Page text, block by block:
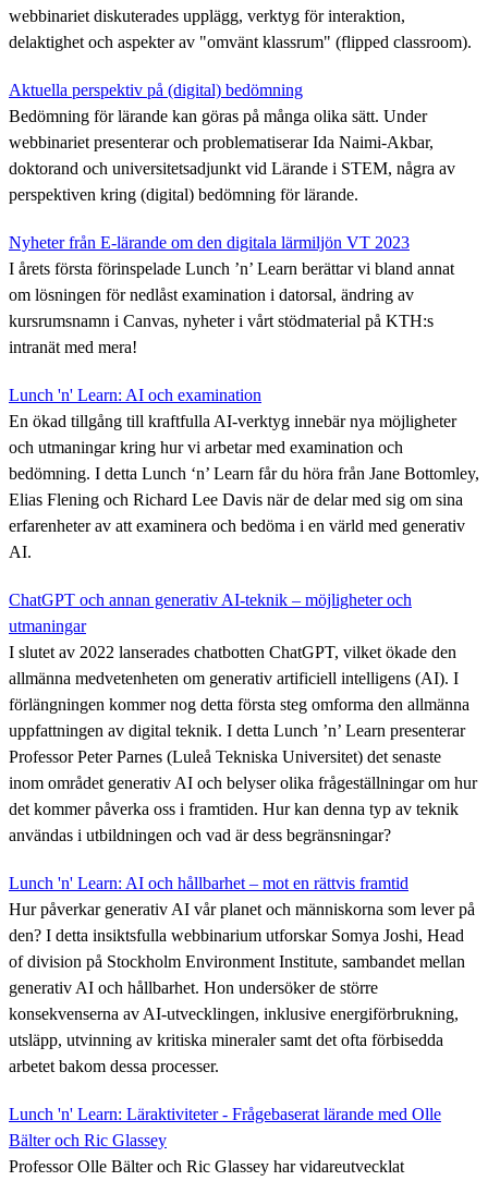
webbinariet diskuterades upplägg, verktyg för interaktion,
delaktighet och aspekter av "omvänt klassrum" (flipped classroom).
Aktuella perspektiv på (digital) bedömning
Bedömning för lärande kan göras på många olika sätt. Under
webbinariet presenterar och problematiserar Ida Naimi-Akbar,
doktorand och universitetsadjunkt vid Lärande i STEM, några av
perspektiven kring (digital) bedömning för lärande.
Nyheter från E-lärande om den digitala lärmiljön VT 2023
I årets första förinspelade Lunch ’n’ Learn berättar vi bland annat
om lösningen för nedlåst examination i datorsal, ändring av
kursrumsnamn i Canvas, nyheter i vårt stödmaterial på KTH:s
intranät med mera!
Lunch 'n' Learn: AI och examination
En ökad tillgång till kraftfulla AI-verktyg innebär nya möjligheter
och utmaningar kring hur vi arbetar med examination och
bedömning. I detta Lunch ‘n’ Learn får du höra från Jane Bottomley,
Elias Flening och Richard Lee Davis när de delar med sig om sina
erfarenheter av att examinera och bedöma i en värld med generativ
AI.
ChatGPT och annan generativ AI-teknik – möjligheter och
utmaningar
I slutet av 2022 lanserades chatbotten ChatGPT, vilket ökade den
allmänna medvetenheten om generativ artificiell intelligens (AI). I
förlängningen kommer nog detta första steg omforma den allmänna
uppfattningen av digital teknik. I detta Lunch ’n’ Learn presenterar
Professor Peter Parnes (Luleå Tekniska Universitet) det senaste
inom området generativ AI och belyser olika frågeställningar om hur
det kommer påverka oss i framtiden. Hur kan denna typ av teknik
användas i utbildningen och vad är dess begränsningar?
Lunch 'n' Learn: AI och hållbarhet – mot en rättvis framtid
Hur påverkar generativ AI vår planet och människorna som lever på
den? I detta insiktsfulla webbinarium utforskar Somya Joshi, Head
of division på Stockholm Environment Institute, sambandet mellan
generativ AI och hållbarhet. Hon undersöker de större
konsekvenserna av AI-utvecklingen, inklusive energiförbrukning,
utsläpp, utvinning av kritiska mineraler samt det ofta förbisedda
arbetet bakom dessa processer.
Lunch 'n' Learn: Läraktiviteter - Frågebaserat lärande med Olle
Bälter och Ric Glassey
Professor Olle Bälter och Ric Glassey har vidareutvecklat